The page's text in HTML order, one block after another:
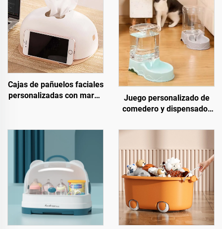
Cajas de pañuelos faciales
personalizadas con marca
pañuelos plásticas para
por mayor
Juego personalizado de
comedero y dispensador
mascotas, tazón
uso conveniente para
perros y gatos, hecho de
plástico